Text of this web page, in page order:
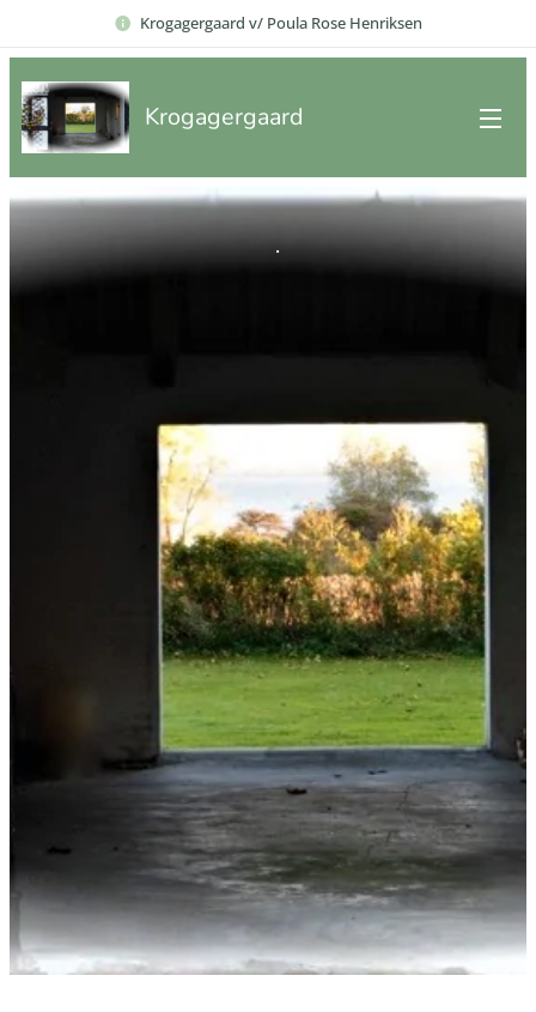
Krogagergaard v/ Poula Rose Henriksen
Krogagergaard
.